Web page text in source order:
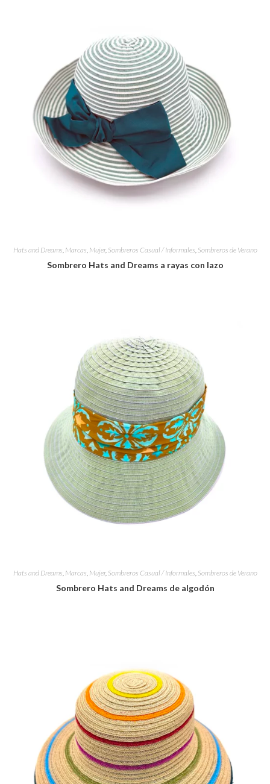
Hats and Dreams Marcas Mujer, Sombreros Casual / Informales Sombreros de Verano
Sombrero Hats and Dreams a rayas con lazo
Hats and Dreams Marcas Mujer, Sombreros Casual / Informales Sombreros de Verano
Sombrero Hats and Dreams de algodón